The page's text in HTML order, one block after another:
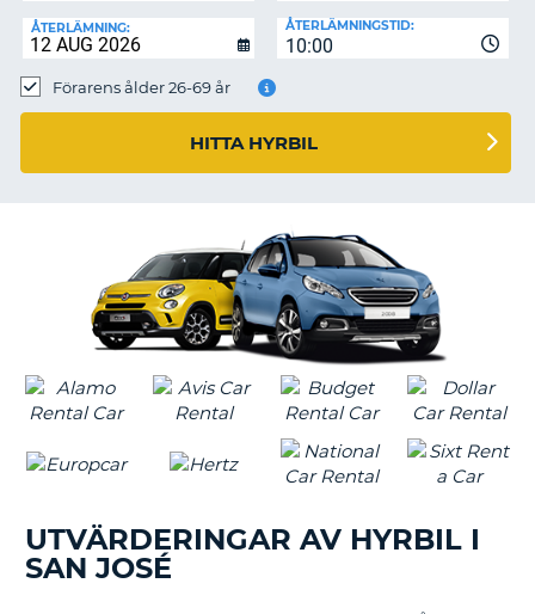
ÅTERLÄMNING:
10:00
ÅTERLÄMNINGSTID:
Förarens ålder 26-69 år
HITTA HYRBIL
UTVÄRDERINGAR AV HYRBIL I
SAN JOSÉ